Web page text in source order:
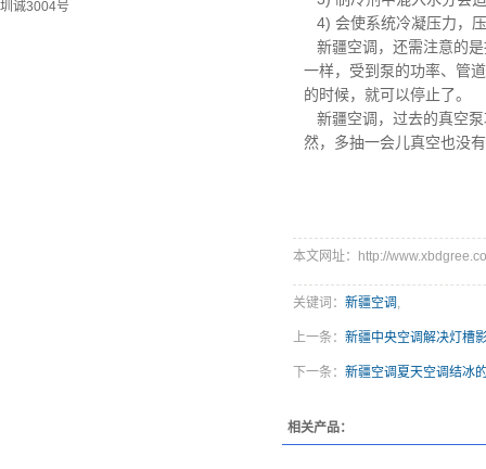
圳诚3004号
4) 会使系统冷凝压力，
新疆空调， 还需注意的
一样，受到泵的功率、管
的时候，就可以停止了。
新疆空调， 过去的真空
然，多抽一会儿真空也没
本文网址：http://
关键词： 新疆空调 ,
上一条： 新疆中央空调解决灯槽
下一条： 新疆空调夏天空调结冰
相关产品：